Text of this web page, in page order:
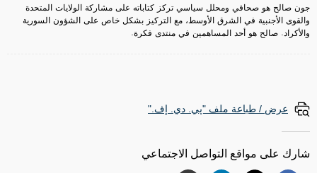
جون صالح هو صحافي ومحلل سياسي تركز كتاباته على مشاركة الولايات المتحدة
والقوى الأجنبية في الشرق الأوسط، مع التركيز بشكل خاص على الشؤون السورية
والأكراد. صالح هو أحد المساهمين في منتدى فكرة.
عرض / طباعة ملف "پي. دي. إف."
شارك على مواقع التواصل الاجتماعي